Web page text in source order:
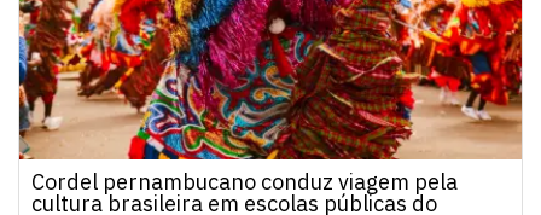
Cordel pernambucano conduz viagem pela
cultura brasileira em escolas públicas do